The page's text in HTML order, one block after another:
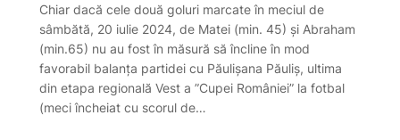
Chiar dacă cele două goluri marcate în meciul de
sâmbătă, 20 iulie 2024, de Matei (min. 45) și Abraham
(min.65) nu au fost în măsură să încline în mod
favorabil balanța partidei cu Păulișana Păuliș, ultima
din etapa regională Vest a ”Cupei României” la fotbal
(meci încheiat cu scorul de…